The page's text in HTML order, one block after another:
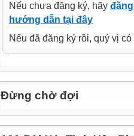
Nếu chưa đăng ký, hãy
hướng dẫn tại đây
Nếu đã đăng ký rồi, quý vị
Đừng chờ đợi